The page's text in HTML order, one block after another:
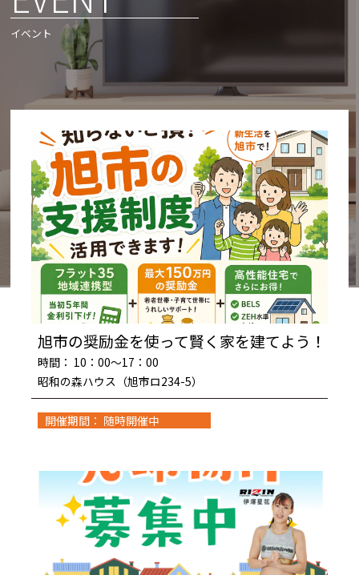
イベント
旭市の奨励金を使って賢く家を建てよう！
時間： 10：00～17：00
昭和の森ハウス（旭市ロ234-5）
開催期間： 随時開催中